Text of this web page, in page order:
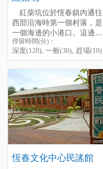
night, it is a bit dark, please
drive sIowly and don’t forget
to bring the flashIight.
停留時間(分)：深度(30), 一
般(10), 趕場(5)
紅柴坑位於恆春鎮內通往
西部沿海時第一個村落，是
一個海邊的小港口。這邊主
要的觀光點則是小海豚半潛
艇，可以觀賞西部海岸的海
底景觀。
停留時間(分)：深度(120),
一般(30), 趕場(10)
[標籤：防曬 免費 ]
停留時間(分)：
深度(120), 一般(30), 趕場(10)
恆春文化中心民謠館